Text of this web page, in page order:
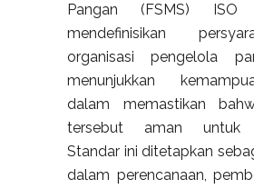
Pangan (FSMS) ISO
mendefinisikan
organisasi pengelola
menunjukkan
dalam memastikan
tersebut aman untuk
Standar ini ditetapkan
dalam perencanaan,